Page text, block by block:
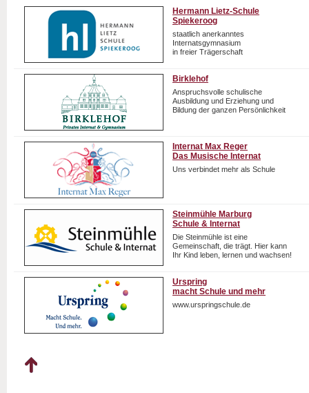
Hermann Lietz-Schule
Spiekeroog
staatlich anerkanntes
Internatsgymnasium
in freier Trägerschaft
Birklehof
Anspruchsvolle schulische
Ausbildung und Erziehung und
Bildung der ganzen Persönlichkeit
Internat Max Reger
Das Musische Internat
Uns verbindet mehr als Schule
Steinmühle Marburg
Schule & Internat
Die Steinmühle ist eine
Gemeinschaft, die trägt. Hier kann
Ihr Kind leben, lernen und wachsen!
Urspring
macht Schule und mehr
www.urspringschule.de